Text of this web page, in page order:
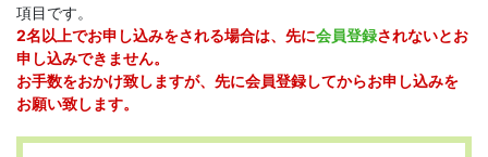
項目です。
2名以上でお申し込みをされる場合は、先に会員登録されないとお
申し込みできません。
お手数をおかけ致しますが、先に会員登録してからお申し込みを
お願い致します。